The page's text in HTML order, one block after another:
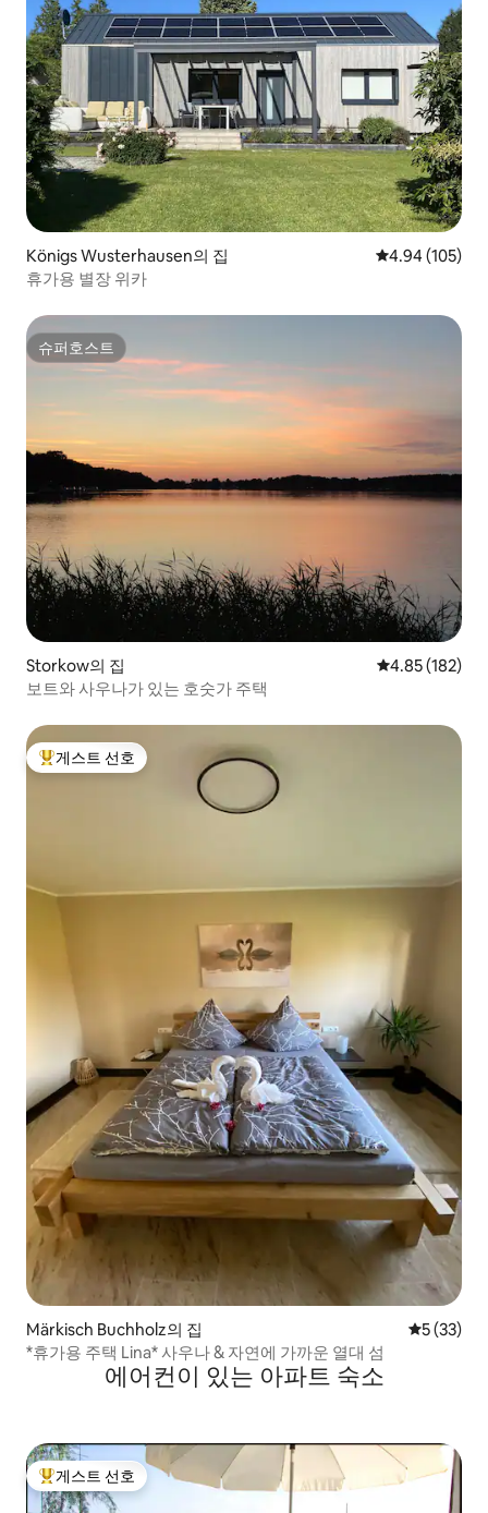
Königs Wusterhausen의 집 평점 4.94점(5
4.94 (105)
휴가용 별장 위카
슈퍼호스트
슈퍼호스트
Storkow의 집 평점 4.85점(5
4.85 (182)
보트와 사우나가 있는 호숫가 주택
상위 게스트 선호
게스트 선호
Märkisch Buchholz의 집 평점 5점
5 (33)
*휴가용 주택 Lina* 사우나 & 자연에 가까운 열대 섬
에어컨이 있는 아파트 숙소
상위 게스트 선호
게스트 선호